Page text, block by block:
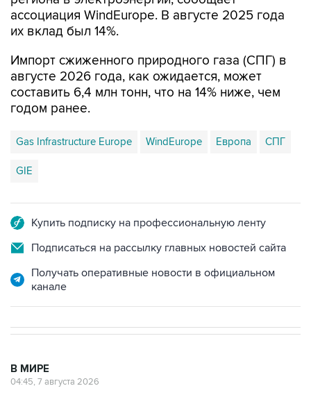
ассоциация WindEurope. В августе 2025 года
их вклад был 14%.
Импорт сжиженного природного газа (СПГ) в
августе 2026 года, как ожидается, может
составить 6,4 млн тонн, что на 14% ниже, чем
годом ранее.
Gas Infrastructure Europe WindEurope Европа СПГ
GIE
Купить подписку на профессиональную ленту
Подписаться на рассылку главных новостей сайта
Получать оперативные новости в официальном
канале
В МИРЕ
04:45, 7 августа 2026